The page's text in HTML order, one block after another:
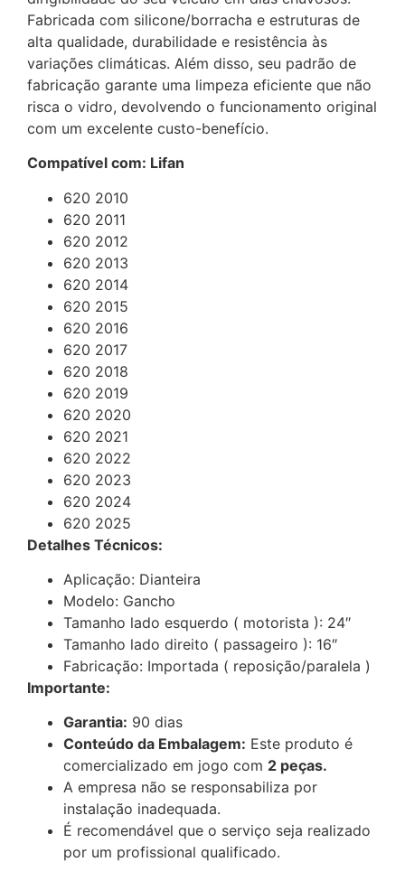
Fabricada com silicone/borracha e estruturas de
alta qualidade, durabilidade e resistência às
variações climáticas. Além disso, seu padrão de
fabricação garante uma limpeza eficiente que não
risca o vidro, devolvendo o funcionamento original
com um excelente custo-benefício.
Compatível com: Lifan
620 2010
620 2011
620 2012
620 2013
620 2014
620 2015
620 2016
620 2017
620 2018
620 2019
620 2020
620 2021
620 2022
620 2023
620 2024
620 2025
Detalhes Técnicos:
Aplicação: Dianteira
Modelo: Gancho
Tamanho lado esquerdo ( motorista ): 24″
Tamanho lado direito ( passageiro ): 16″
Fabricação: Importada ( reposição/paralela )
Importante:
Garantia: 90 dias
Conteúdo da Embalagem: Este produto é
comercializado em jogo com 2 peças.
A empresa não se responsabiliza por
instalação inadequada.
É recomendável que o serviço seja realizado
por um profissional qualificado.